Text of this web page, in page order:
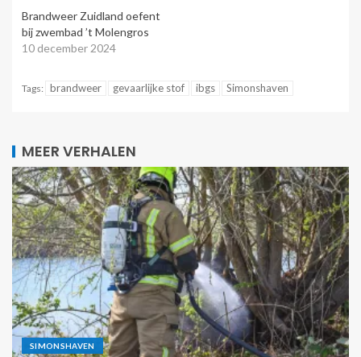
Brandweer Zuidland oefent
bij zwembad ’t Molengros
10 december 2024
Tags: brandweer gevaarlijke stof ibgs Simonshaven
MEER VERHALEN
SIMONSHAVEN